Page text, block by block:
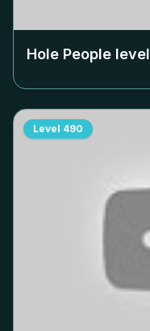
Hole People level
Level 490